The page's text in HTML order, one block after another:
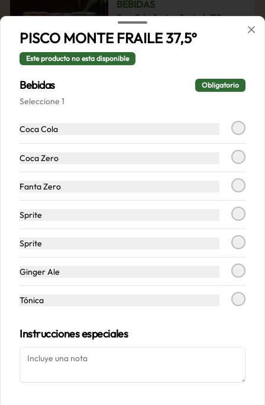
BEBIDAS
Coca Cola, Fanta o Sprite de 350cc
Conócenos
Despacho
Términos y condiciones
Política de privacidad
Redes sociales
Instagram
Mi cuenta
Iniciar sesión
PISCO MONTE FRAILE 37,5º
Este producto no esta disponible
Bebidas Obligatorio
Seleccione 1
Coca Cola
Coca Zero
Fanta Zero
Sprite
Sprite
Ginger Ale
Tónica
Instrucciones especiales